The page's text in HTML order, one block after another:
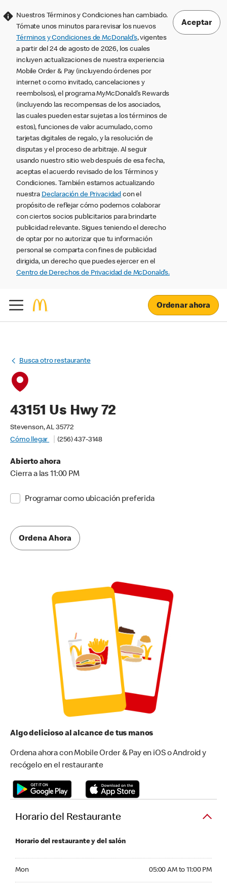
Nuestros Términos y Condiciones han cambiado.
Tómate unos minutos para revisar los nuevos
Términos y Condiciones de McDonald’s, vigentes
a partir del 24 de agosto de 2026, los cuales
incluyen actualizaciones de nuestra experiencia
Mobile Order & Pay (incluyendo órdenes por
internet o como invitado, cancelaciones y
reembolsos), el programa MyMcDonald’s Rewards
(incluyendo las recompensas de los asociados,
las cuales pueden estar sujetas a los términos de
estos), funciones de valor acumulado, como
tarjetas digitales de regalo, y la resolución de
disputas y el proceso de arbitraje. Al seguir
usando nuestro sitio web después de esa fecha,
aceptas el acuerdo revisado de los Términos y
Condiciones. También estamos actualizando
nuestra Declaración de Privacidad con el
propósito de reflejar cómo podemos colaborar
con ciertos socios publicitarios para brindarte
publicidad relevante. Sigues teniendo el derecho
de optar por no autorizar que tu información
personal se comparta con fines de publicidad
dirigida, un derecho que puedes ejercer en el
Centro de Derechos de Privacidad de McDonald’s.
Aceptar
Ordenar ahora
Busca otro restaurante
43151 Us Hwy 72
Stevenson, AL 35772
Cómo llegar
(256) 437-3148
Abierto ahora
Cierra a las 11:00 PM
Programar como ubicación preferida
Ordena Ahora
Algo delicioso al alcance de tus manos
Ordena ahora con Mobile Order & Pay en iOS o Android y
recógelo en el restaurante
Horario del Restaurante
Horario del restaurante y del salón
Mon 05:00 AM to 11:00 PM